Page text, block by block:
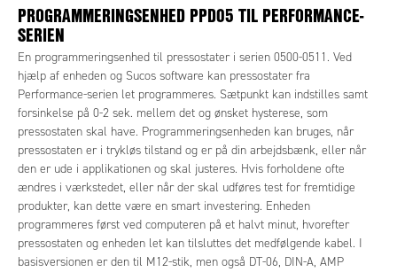
PROGRAMMERINGSENHED PPD05 TIL PERFORMANCE-
SERIEN
En programmeringsenhed til pressostater i serien 0500-0511. Ved
hjælp af enheden og Sucos software kan pressostater fra
Performance-serien let programmeres. Sætpunkt kan indstilles samt
forsinkelse på 0-2 sek. mellem det og ønsket hysterese, som
pressostaten skal have. Programmeringsenheden kan bruges, når
pressostaten er i trykløs tilstand og er på din arbejdsbænk, eller når
den er ude i applikationen og skal justeres. Hvis forholdene ofte
ændres i værkstedet, eller når der skal udføres test for fremtidige
produkter, kan dette være en smart investering. Enheden
programmeres først ved computeren på et halvt minut, hvorefter
pressostaten og enheden let kan tilsluttes det medfølgende kabel. I
basisversionen er den til M12-stik, men også DT-06, DIN-A, AMP